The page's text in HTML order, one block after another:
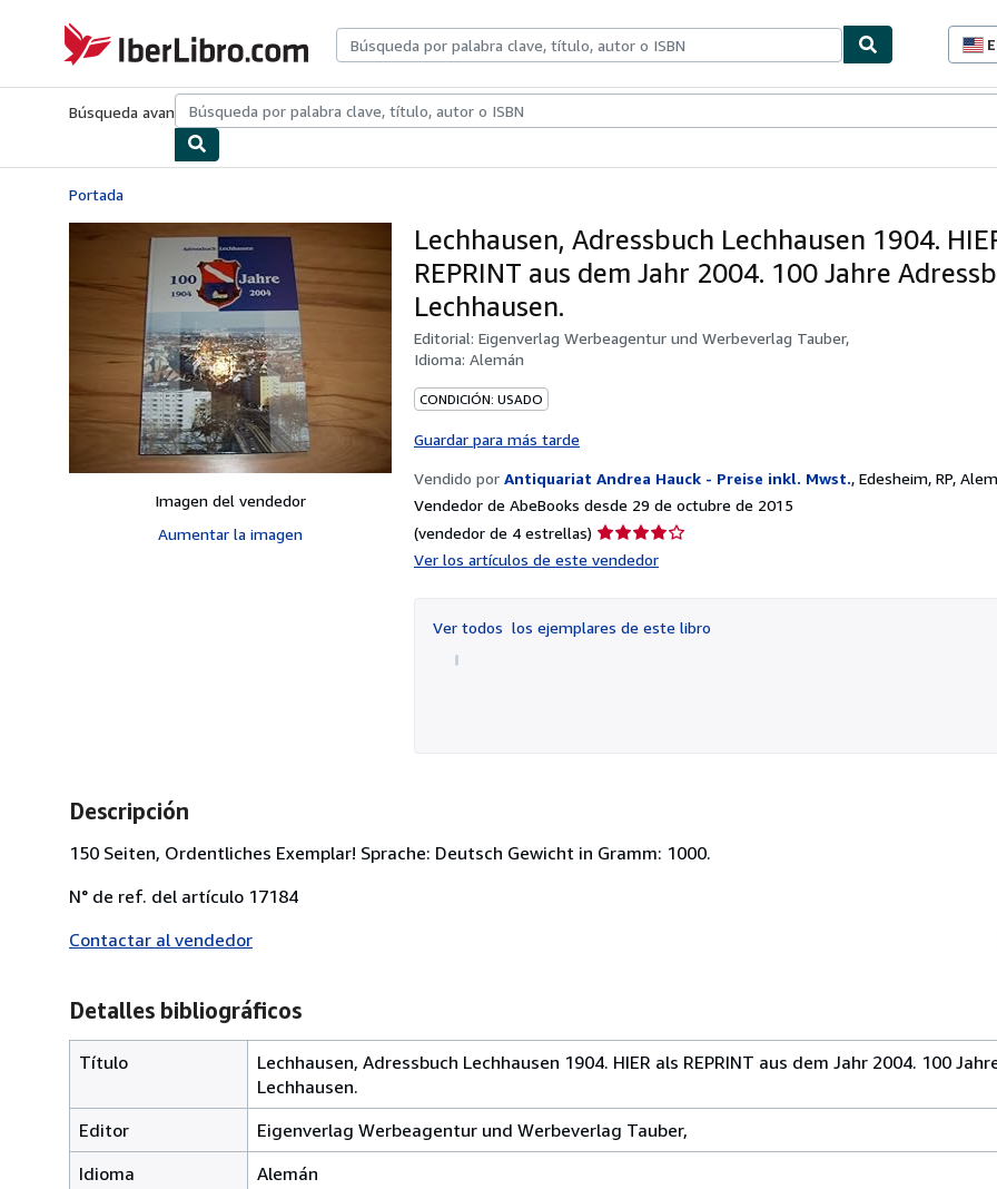
IberLibro.com
Búsqueda avanzadaColecciones Libros antiguosArte y coleccionismo
Portada
Imagen del vendedor
Aumentar la imagen
Lechhausen, Adressbuch Lechhausen 1904.
REPRINT aus dem Jahr 2004. 100 Jahre
Lechhausen.
Editorial: Eigenverlag Werbeagentur und Werbeverlag Tauber,
Idioma: Alemán
CONDICIÓN: USADO
Guardar para más tarde
Vendido por Antiquariat Andrea Hauck - Preise inkl. Mwst., Edesheim, RP,
Vendedor de AbeBooks desde 29 de octubre de 2015
(vendedor de 4 estrellas) Calificación
Ver los artículos de este vendedor
Ver todos los ejemplares de este libro
Descripción
150 Seiten, Ordentliches Exemplar! Sprache: Deutsch Gewicht in Gramm: 1000.
N° de ref. del artículo 17184
Contactar al vendedor
Detalles bibliográficos
Título
Lechhausen, Adressbuch Lechhausen 1904. HIER als REPRINT aus dem Jahr 2004. 100
Lechhausen.
Editor
Eigenverlag Werbeagentur und Werbeverlag Tauber,
Idioma
Alemán